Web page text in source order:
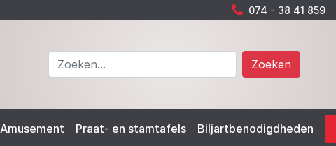
074 - 38 41 859
Zoeken
Amusement Praat- en stamtafels Biljartbenodigdheden